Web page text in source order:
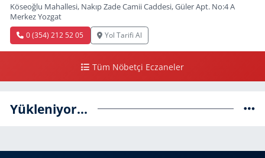
Köseoğlu Mahallesi, Nakıp Zade Camii Caddesi, Güler Apt. No:4 A
Merkez Yozgat
0 (354) 212 52 05 Yol Tarifi Al
Tüm Nöbetçi Eczaneler
Yükleniyor...